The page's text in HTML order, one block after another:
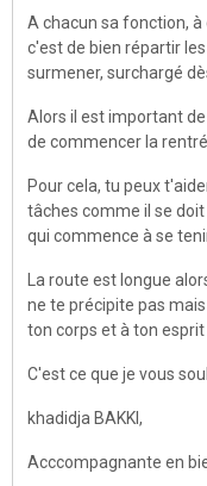
A chacun sa fonction,
c'est de bien répartir
surmener, surchargé
Alors il est important
de commencer la
Pour cela, tu peux
tâches comme il se
qui commence à se
La route est longue
ne te précipite pas
ton corps et à ton
C'est ce que je vous
khadidja BAKKI,
Acccompagnante en